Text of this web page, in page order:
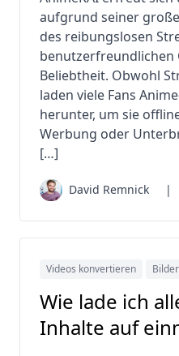
aufgrund seiner
des reibungslosen
Beliebtheit. Obwohl
laden viele Fans
herunter, um sie
Werbung oder
[…]
David Remnick |
Videos konvertieren
Wie lade ich
Inhalte auf